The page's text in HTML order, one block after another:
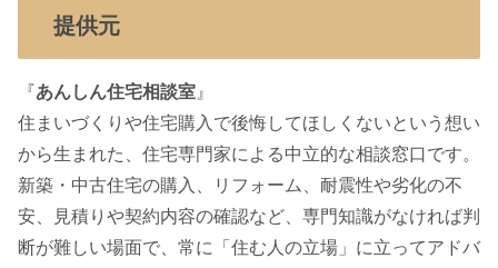
提供元
『あんしん住宅相談室 』
住まいづくりや住宅購入で後悔してほしくないという想い
から生まれた、住宅専門家による中立的な相談窓口です。
新築・中古住宅の購入、リフォーム、耐震性や劣化の不
安、見積りや契約内容の確認など、専門知識がなければ判
断が難しい場面で、常に「住む人の立場」に立ってアドバ